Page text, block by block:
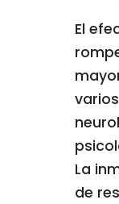
El
La
de